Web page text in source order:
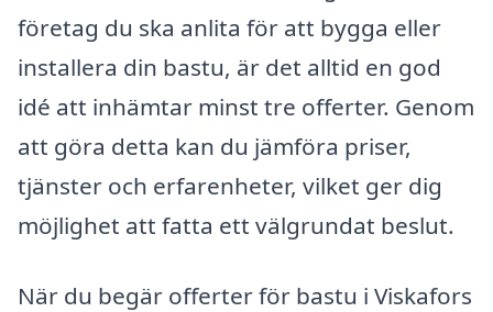
företag du ska anlita för att bygga eller
installera din bastu, är det alltid en god
idé att inhämtar minst tre offerter. Genom
att göra detta kan du jämföra priser,
tjänster och erfarenheter, vilket ger dig
möjlighet att fatta ett välgrundat beslut.
När du begär offerter för bastu i Viskafors